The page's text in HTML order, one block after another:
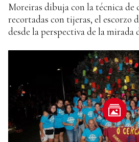
Moreiras dibuja con la técnica de
recortadas con tijeras, el escorzo
desde la perspectiva de la mirada